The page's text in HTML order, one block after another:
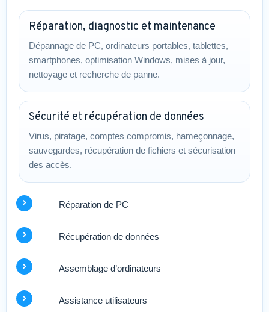
Réparation, diagnostic et maintenance
Dépannage de PC, ordinateurs portables, tablettes,
smartphones, optimisation Windows, mises à jour,
nettoyage et recherche de panne.
Sécurité et récupération de données
Virus, piratage, comptes compromis, hameçonnage,
sauvegardes, récupération de fichiers et sécurisation
des accès.
Réparation de PC
Récupération de données
Assemblage d’ordinateurs
Assistance utilisateurs